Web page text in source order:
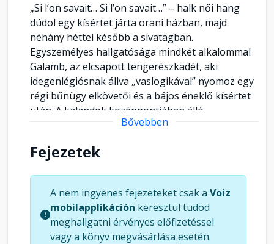
„Si l’on savait… Si l’on savait…” – halk női hang
dúdol egy kísértet járta orani házban, majd
néhány héttel később a sivatagban.
Egyszemélyes hallgatósága mindkét alkalommal
Galamb, az elcsapott tengerészkadét, aki
idegenlégiósnak állva „vaslogikával” nyomoz egy
régi bűnügy elkövetői és a bájos éneklő kísértet
után. A kalandok középpontjában álló
krokodilfejes óra titkára végül a Szahara és az
oázison is túl – az előretolt helyőrség áll.
Bővebben
Fejezetek
A nem ingyenes fejezeteket csak a Voiz
mobilapplikáción keresztül tudod
meghallgatni érvényes előfizetéssel
vagy a könyv megvásárlása esetén.